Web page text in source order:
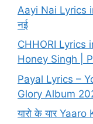
Aayi Nai Lyrics
नई
CHHORI Lyrics
Honey Singh |
Payal Lyrics –
Glory Album
यारो के यार